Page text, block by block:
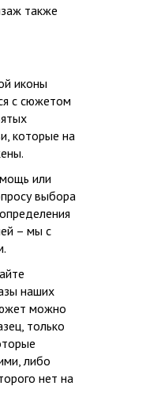
также
иконы
с сюжетом
которые на
или
выбора
– мы с
наших
можно
только
либо
нет на